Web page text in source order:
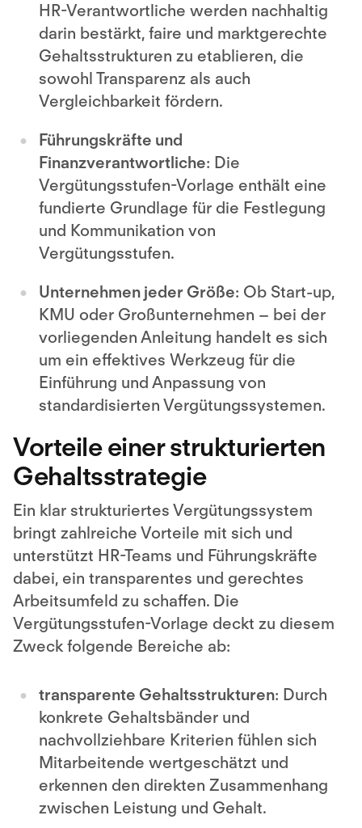
HR-Verantwortliche werden nachhaltig
darin bestärkt, faire und marktgerechte
Gehaltsstrukturen zu etablieren, die
sowohl Transparenz als auch
Vergleichbarkeit fördern.
Führungskräfte und
Finanzverantwortliche: Die
Vergütungsstufen-Vorlage enthält eine
fundierte Grundlage für die Festlegung
und Kommunikation von
Vergütungsstufen.
Unternehmen jeder Größe: Ob Start-up,
KMU oder Großunternehmen – bei der
vorliegenden Anleitung handelt es sich
um ein effektives Werkzeug für die
Einführung und Anpassung von
standardisierten Vergütungssystemen.
Vorteile einer strukturierten
Gehaltsstrategie
Ein klar strukturiertes Vergütungssystem
bringt zahlreiche Vorteile mit sich und
unterstützt HR-Teams und Führungskräfte
dabei, ein transparentes und gerechtes
Arbeitsumfeld zu schaffen. Die
Vergütungsstufen-Vorlage deckt zu diesem
Zweck folgende Bereiche ab:
transparente Gehaltsstrukturen: Durch
konkrete Gehaltsbänder und
nachvollziehbare Kriterien fühlen sich
Mitarbeitende wertgeschätzt und
erkennen den direkten Zusammenhang
zwischen Leistung und Gehalt.